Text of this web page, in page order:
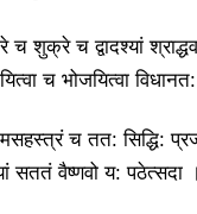
च शुक्रे च द्वादश्यां
च भोजयित्वा
च तत: सिद्धि:
सततं वैष्णवो य: